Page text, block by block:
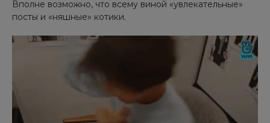
Вполне возможно, что всему виной «увлекательные»
посты и «няшные» котики.